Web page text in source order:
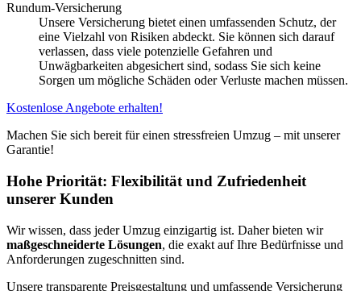
Rundum-Versicherung
Unsere Versicherung bietet einen umfassenden Schutz, der
eine Vielzahl von Risiken abdeckt. Sie können sich darauf
verlassen, dass viele potenzielle Gefahren und
Unwägbarkeiten abgesichert sind, sodass Sie sich keine
Sorgen um mögliche Schäden oder Verluste machen müssen.
Kostenlose Angebote erhalten!
Machen Sie sich bereit für einen stressfreien Umzug – mit unserer
Garantie!
Hohe Priorität: Flexibilität und Zufriedenheit
unserer Kunden
Wir wissen, dass jeder Umzug einzigartig ist. Daher bieten wir
maßgeschneiderte Lösungen, die exakt auf Ihre Bedürfnisse und
Anforderungen zugeschnitten sind.
Unsere transparente Preisgestaltung und umfassende Versicherung